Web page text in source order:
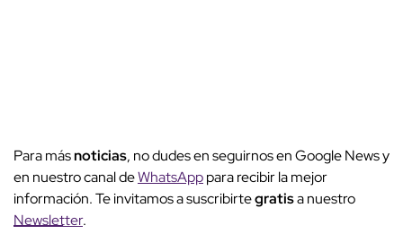
Para másnoticias, no dudes en seguirnos en Google News y
en nuestro canal deWhatsApppara recibir la mejor
información. Te invitamos a suscribirtegratisa nuestro
Newsletter.